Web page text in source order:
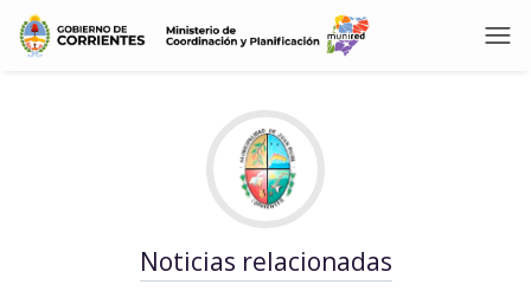
Noticias relacionadas